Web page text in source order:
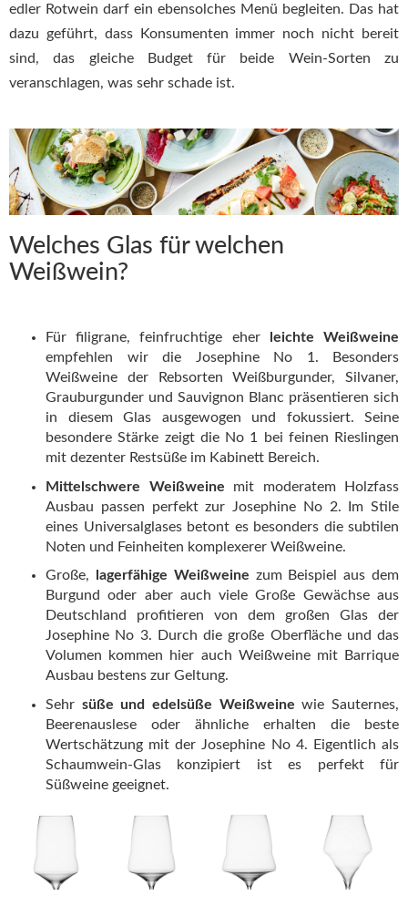
edler Rotwein darf ein ebensolches Menü begleiten. Das hat
dazu geführt, dass Konsumenten immer noch nicht bereit
sind, das gleiche Budget für beide Wein-Sorten zu
veranschlagen, was sehr schade ist.
Welches Glas für welchen
Weißwein?
Für filigrane, feinfruchtige eher
leichte Weißweine
empfehlen wir die Josephine No 1. Besonders
Weißweine der Rebsorten Weißburgunder, Silvaner,
Grauburgunder und Sauvignon Blanc präsentieren sich
in diesem Glas ausgewogen und fokussiert. Seine
besondere Stärke zeigt die No 1 bei feinen Rieslingen
mit dezenter Restsüße im Kabinett Bereich.
Mittelschwere Weißweine mit moderatem Holzfass
Ausbau passen perfekt zur Josephine No 2. Im Stile
eines Universalglases betont es besonders die subtilen
Noten und Feinheiten komplexerer Weißweine.
Große,
lagerfähige Weißweine zum Beispiel aus dem
Burgund oder aber auch viele Große Gewächse aus
Deutschland profitieren von dem großen Glas der
Josephine No 3. Durch die große Oberfläche und das
Volumen kommen hier auch Weißweine mit Barrique
Ausbau bestens zur Geltung.
Sehr süße und edelsüße Weißweine wie Sauternes,
Beerenauslese oder ähnliche erhalten die beste
Wertschätzung mit der Josephine No 4. Eigentlich als
Schaumwein-Glas konzipiert ist es perfekt für
Süßweine geeignet.